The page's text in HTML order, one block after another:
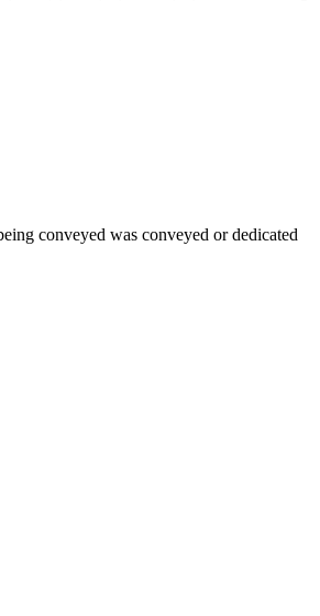
conveyed was conveyed or dedicated